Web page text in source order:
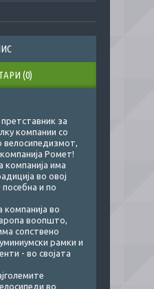
(0)
за
компании со
велосипедизмот,
Ромет!
компанија има
во овој
посебна и по
компанија во
воопшто,
сопствено
рамки и
- во својата
во